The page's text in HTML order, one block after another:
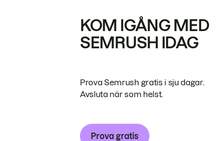
KOM IGÅNG MED
SEMRUSH IDAG
Prova Semrush gratis i sju dagar.
Avsluta när som helst.
Prova gratis